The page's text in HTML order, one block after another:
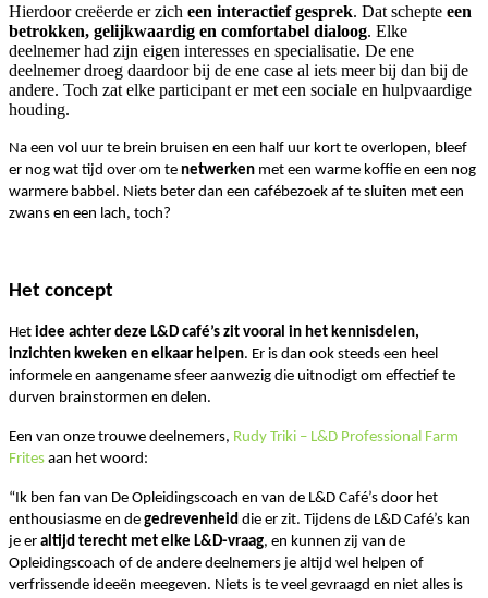
Hierdoor creëerde er zich een interactief gesprek. Dat schepte een
betrokken, gelijkwaardig en comfortabel dialoog. Elke
deelnemer had zijn eigen interesses en specialisatie. De ene
deelnemer droeg daardoor bij de ene case al iets meer bij dan bij de
andere. Toch zat elke participant er met een sociale en hulpvaardige
houding.
Na een vol uur te brein bruisen en een half uur kort te overlopen, bleef
er nog wat tijd over om te netwerken met een warme koffie en een nog
warmere babbel. Niets beter dan een cafébezoek af te sluiten met een
zwans en een lach, toch?
Het concept
Het idee achter deze L&D café’s zit vooral in het kennisdelen,
inzichten kweken en elkaar helpen. Er is dan ook steeds een heel
informele en aangename sfeer aanwezig die uitnodigt om effectief te
durven brainstormen en delen.
Een van onze trouwe deelnemers, Rudy Triki – L&D Professional Farm
Frites aan het woord:
“Ik ben fan van De Opleidingscoach en van de L&D Café’s door het
enthousiasme en de gedrevenheid die er zit. Tijdens de L&D Café’s kan
je er altijd terecht met elke L&D-vraag, en kunnen zij van de
Opleidingscoach of de andere deelnemers je altijd wel helpen of
verfrissende ideeën meegeven. Niets is te veel gevraagd en niet alles is